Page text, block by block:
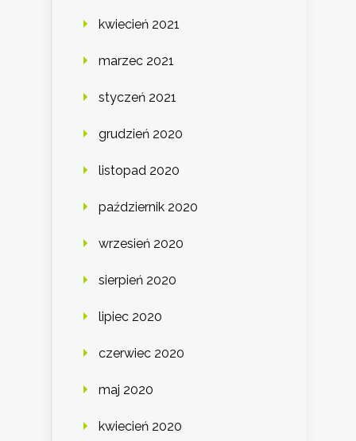
kwiecień 2021
marzec 2021
styczeń 2021
grudzień 2020
listopad 2020
październik 2020
wrzesień 2020
sierpień 2020
lipiec 2020
czerwiec 2020
maj 2020
kwiecień 2020